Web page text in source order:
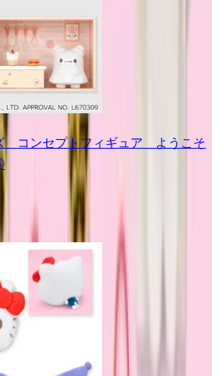
コンセプトフィギュア ようこそ